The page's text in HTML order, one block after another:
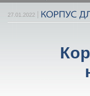
27.01.2022